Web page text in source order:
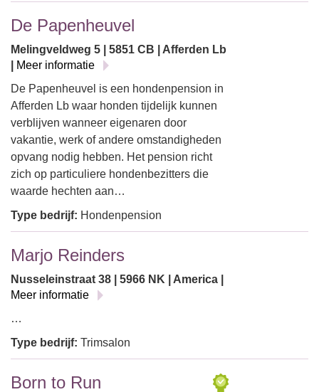
De Papenheuvel
Melingveldweg 5 | 5851 CB | Afferden Lb
Meer informatie
De Papenheuvel is een hondenpension in
Afferden Lb waar honden tijdelijk kunnen
verblijven wanneer eigenaren door
vakantie, werk of andere omstandigheden
opvang nodig hebben. Het pension richt
zich op particuliere hondenbezitters die
waarde hechten aan…
Type bedrijf: Hondenpension
Marjo Reinders
Nusseleinstraat 38 | 5966 NK | America |
Meer informatie
…
Type bedrijf: Trimsalon
Born to Run